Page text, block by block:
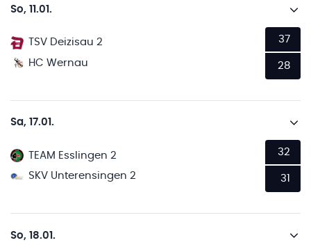
So, 11.01.
TSV Deizisau 2
HC Wernau
37
28
Sa, 17.01.
TEAM Esslingen 2
SKV Unterensingen 2
32
31
So, 18.01.